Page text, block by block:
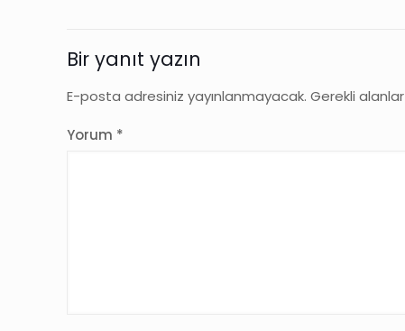
Bir yanıt yazın
E-posta adresiniz yayınlanmayacak. Gerekli alanlar
Yorum *